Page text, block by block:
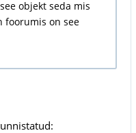
objekt seda mis
foorumis on see